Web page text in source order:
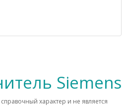
Siemens
характер и не является